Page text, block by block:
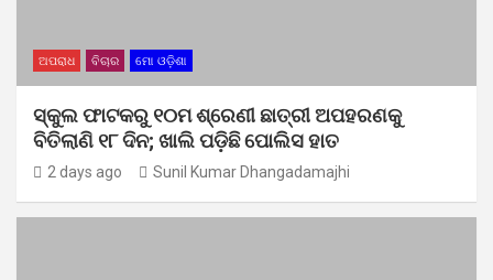
ଅପରାଧ ବିଚାର ମୋ ଓଡ଼ିଶା
ସ୍କୁଲ ଫାଟକରୁ ୧୦ମ ଶ୍ରେଣୀ ଛାତ୍ରୀ ଅପହରଣକୁ
ବିତିଲାଣି ୧୮ ଦିନ; ଖାଲି ପଡ଼ିଛି ପୋଲିସ ହାତ
2 days ago Sunil Kumar Dhangadamajhi